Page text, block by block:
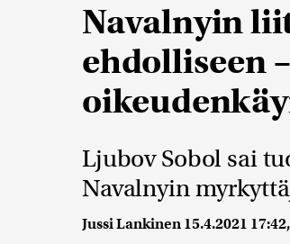
Navalnyin
ehdolliseen
Ljubov Sobol sai
Navalnyin
Jussi Lankinen 15.4.2021 17:42